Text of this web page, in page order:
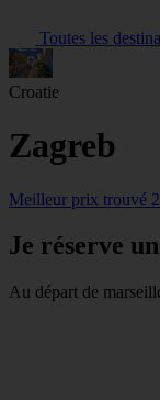
Toutes les
Croatie
Zagreb
Meilleur prix trouvé
Je réserve
Au départ de